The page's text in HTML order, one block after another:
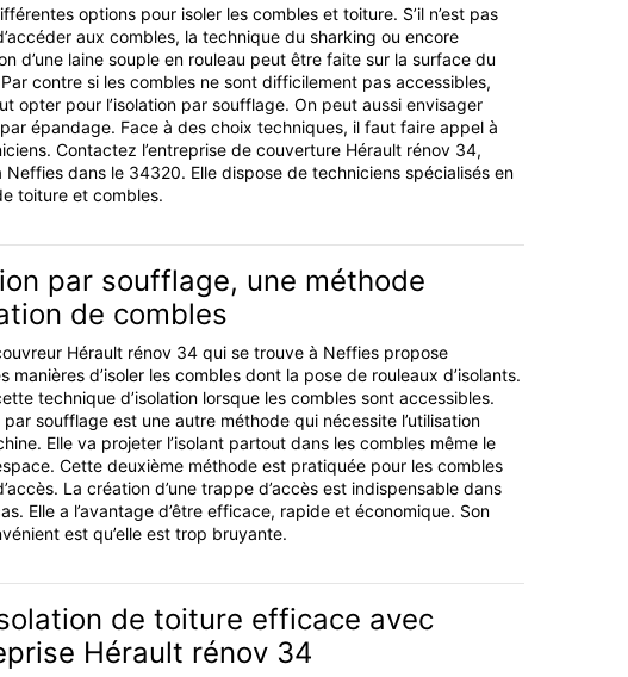
options pour isoler les combles et toiture. S’il n’est pas
aux combles, la technique du sharking ou encore
d’une laine souple en rouleau peut être faite sur la surface du
contre si les combles ne sont difficilement pas accessibles,
opter pour l’isolation par soufflage. On peut aussi envisager
par épandage. Face à des choix techniques, il faut faire appel à
Contactez l’entreprise de couverture Hérault rénov 34,
Neffies dans le 34320. Elle dispose de techniciens spécialisés en
toiture et combles.
par soufflage, une méthode
de combles
Hérault rénov 34 qui se trouve à Neffies propose
manières d’isoler les combles dont la pose de rouleaux d’isolants.
technique d’isolation lorsque les combles sont accessibles.
par soufflage est une autre méthode qui nécessite l’utilisation
Elle va projeter l’isolant partout dans les combles même le
Cette deuxième méthode est pratiquée pour les combles
La création d’une trappe d’accès est indispensable dans
Elle a l’avantage d’être efficace, rapide et économique. Son
est qu’elle est trop bruyante.
de toiture efficace avec
Hérault rénov 34